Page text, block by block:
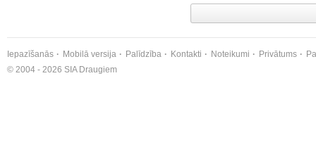
Iepazīšanās Mobilā versija Palīdzība Kontakti Noteikumi Privātums
© 2004 - 2026 SIA Draugiem